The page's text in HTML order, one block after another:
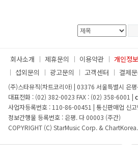
회사소개 제휴문의 이용약관 개인정
섭외문의
광고문의 고객센터 결제
(주)스타뮤직(차트코리아) | 03376 서울특별시 은
대표전화 : (02) 382-0023 FAX : (02) 358-6001 |
사업자등록번호 : 110-86-00451 | 통신판매업 신
정보간행물 등록번호 : 은평. 다 00003 (주간)
COPYRIGHT (C) StarMusic Corp. & ChartKorea.